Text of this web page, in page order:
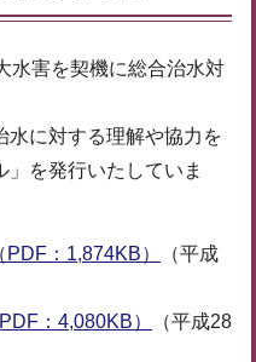
水害を契機に総合治水対
水に対する理解や協力を
を発行いたしていま
：1,874KB）
（平成
：4,080KB）
（平成28